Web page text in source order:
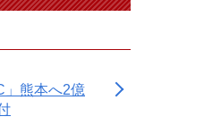
」熊本へ2億